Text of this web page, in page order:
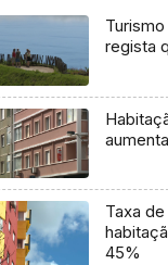
regista
Taxa
45%